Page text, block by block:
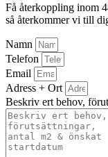
Få återkoppling inom
så återkommer vi till
Namn
Telefon
Email
Adress + Ort
Beskriv ert behov,